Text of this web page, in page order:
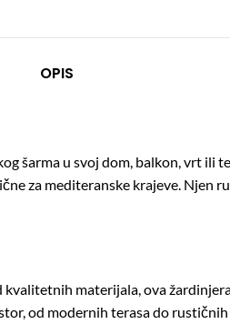
OPIS
šarma u svoj dom, balkon, vrt ili
za mediteranske krajeve. Njen
materijala, ova
od modernih terasa do